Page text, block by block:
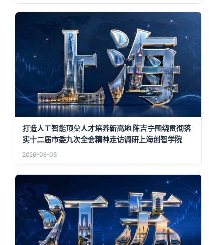
打造人工智能顶尖人才培养新高地 陈吉宁围绕贯彻落
实十二届市委九次全会精神走访调研上海创智学院
2026-08-06